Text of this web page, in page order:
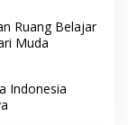
Ruang Belajar
Muda
Indonesia